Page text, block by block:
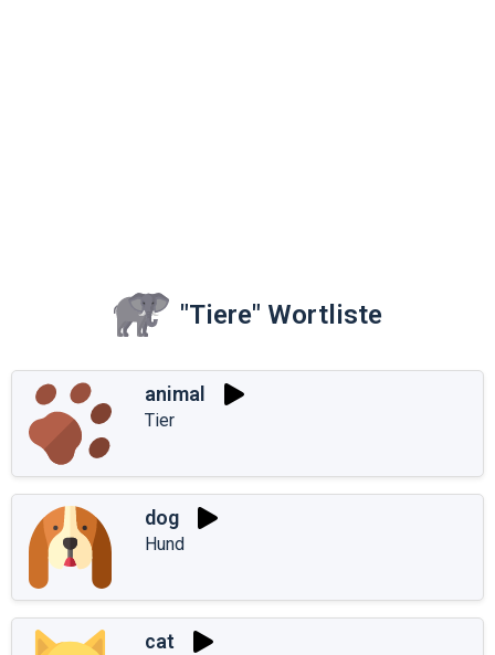
"Tiere" Wortliste
animal
Tier
dog
Hund
cat